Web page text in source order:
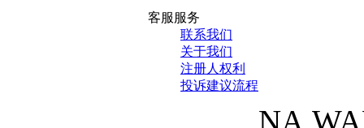
客服服务
联系我们
关于我们
注册人权利
投诉建议流程